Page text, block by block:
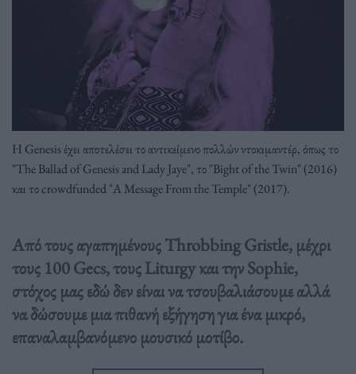
Η Genesis έχει αποτελέσει το αντικείμενο πολλών ντοκιμαντέρ, όπως το
"The Ballad of Genesis and Lady Jaye", το "Bight of the Twin" (2016)
και το crowdfunded "A Message From the Temple" (2017).
Από τους αγαπημένους Throbbing Gristle, μέχρι
τους 100 Gecs, τους Liturgy και την Sophie,
στόχος μας εδώ δεν είναι να τσουβαλιάσουμε αλλά
να δώσουμε μια πιθανή εξήγηση για ένα μικρό,
επαναλαμβανόμενο μουσικό μοτίβο.